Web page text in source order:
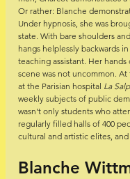
Or rather: Blanche
Under hypnosis, she was
state. With bare shoulders
hangs helplessly backwards
teaching assistant. Her
scene was not uncommon.
at the Parisian hospital La
weekly subjects of public
wasn't only students who
regularly filled halls of 400
cultural and artistic elites,
Blanche